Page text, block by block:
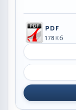
PDF
178 Кб